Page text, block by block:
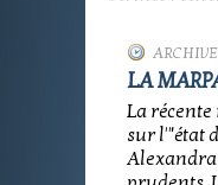
LA
La
sur l'"état
Alexandra